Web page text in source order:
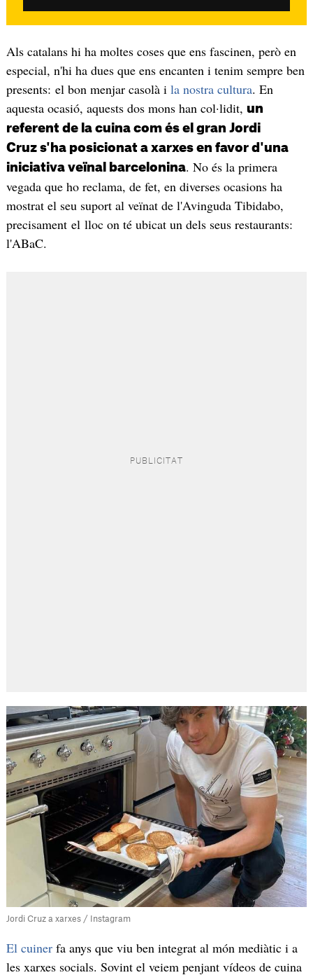
Als catalans hi ha moltes coses que ens fascinen, però en
especial, n'hi ha dues que ens encanten i tenim sempre ben
presents: el bon menjar casolà ila nostra cultura. En
aquesta ocasió, aquests dos mons han col·lidit, un
referent de la cuina com és el gran Jordi
Cruz s'ha posicionat a xarxes en favor d'una
iniciativa veïnal barcelonina. No és la primera
vegada que ho reclama, de fet, en diverses ocasions ha
mostrat el seu suport al veïnat de l'Avinguda Tibidabo,
precisament el lloc on té ubicat un dels seus restaurants:
l'ABaC.
Jordi Cruz a xarxes / Instagram
El cuinerfa anys que viu ben integrat al món mediàtic i a
les xarxes socials. Sovint el veiem penjant vídeos de cuina